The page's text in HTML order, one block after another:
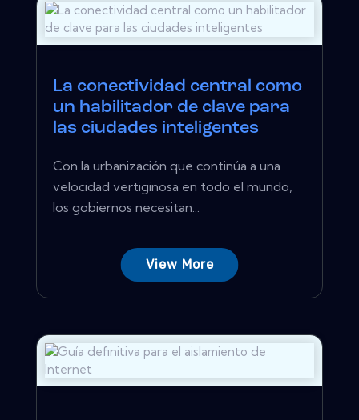
La conectividad central como
un habilitador de clave para
las ciudades inteligentes
Con la urbanización que continúa a una
velocidad vertiginosa en todo el mundo,
los gobiernos necesitan...
View More